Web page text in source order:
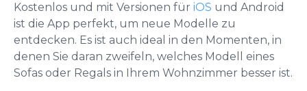
Kostenlos und mit Versionen für iOS und Android
ist die App perfekt, um neue Modelle zu
entdecken. Es ist auch ideal in den Momenten, in
denen Sie daran zweifeln, welches Modell eines
Sofas oder Regals in Ihrem Wohnzimmer besser ist.